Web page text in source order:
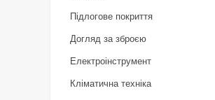
Підлогове покриття
Догляд за зброєю
Електроінструмент
Кліматична техніка